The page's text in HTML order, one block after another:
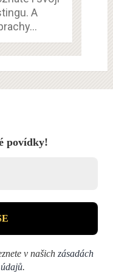
A
povídky!
v našich zásadách
.